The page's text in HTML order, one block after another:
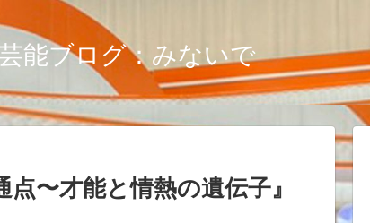
能ブログ：みないで
〜才能と情熱の遺伝子』